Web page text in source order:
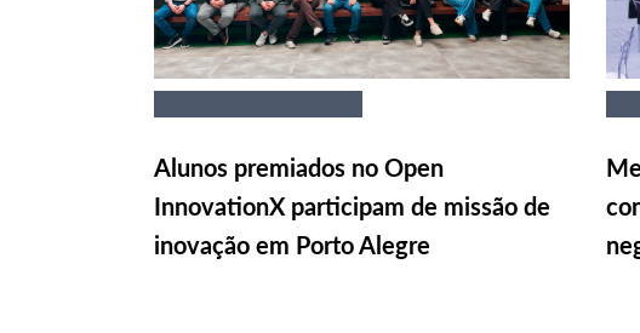
Alunos premiados no Open
InnovationX participam de missão de
inovação em Porto Alegre